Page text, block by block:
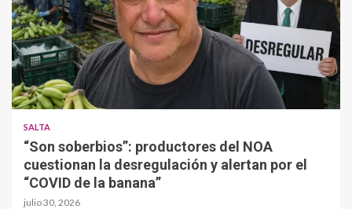
SALTA
“Son soberbios”: productores del NOA
cuestionan la desregulación y alertan por el
“COVID de la banana”
julio 30, 2026